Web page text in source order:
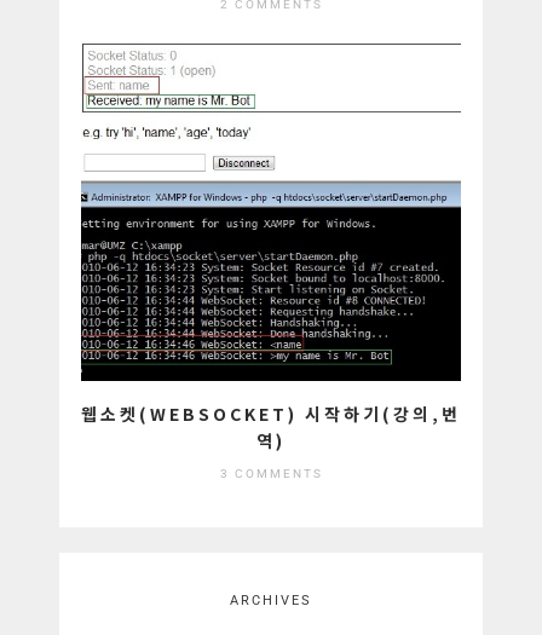
2 COMMENTS
웹소켓(WEBSOCKET) 시작하기(강의,번
역)
3 COMMENTS
ARCHIVES